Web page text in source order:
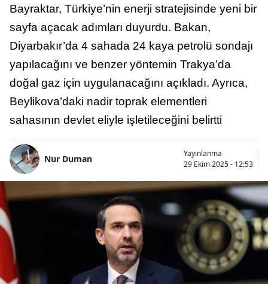
Bayraktar, Türkiye’nin enerji stratejisinde yeni bir
sayfa açacak adımları duyurdu. Bakan,
Diyarbakır’da 4 sahada 24 kaya petrolü sondajı
yapılacağını ve benzer yöntemin Trakya’da
doğal gaz için uygulanacağını açıkladı. Ayrıca,
Beylikova’daki nadir toprak elementleri
sahasının devlet eliyle işletileceğini belirtti
Nur Duman
Yayınlanma
29 Ekim 2025 - 12:53